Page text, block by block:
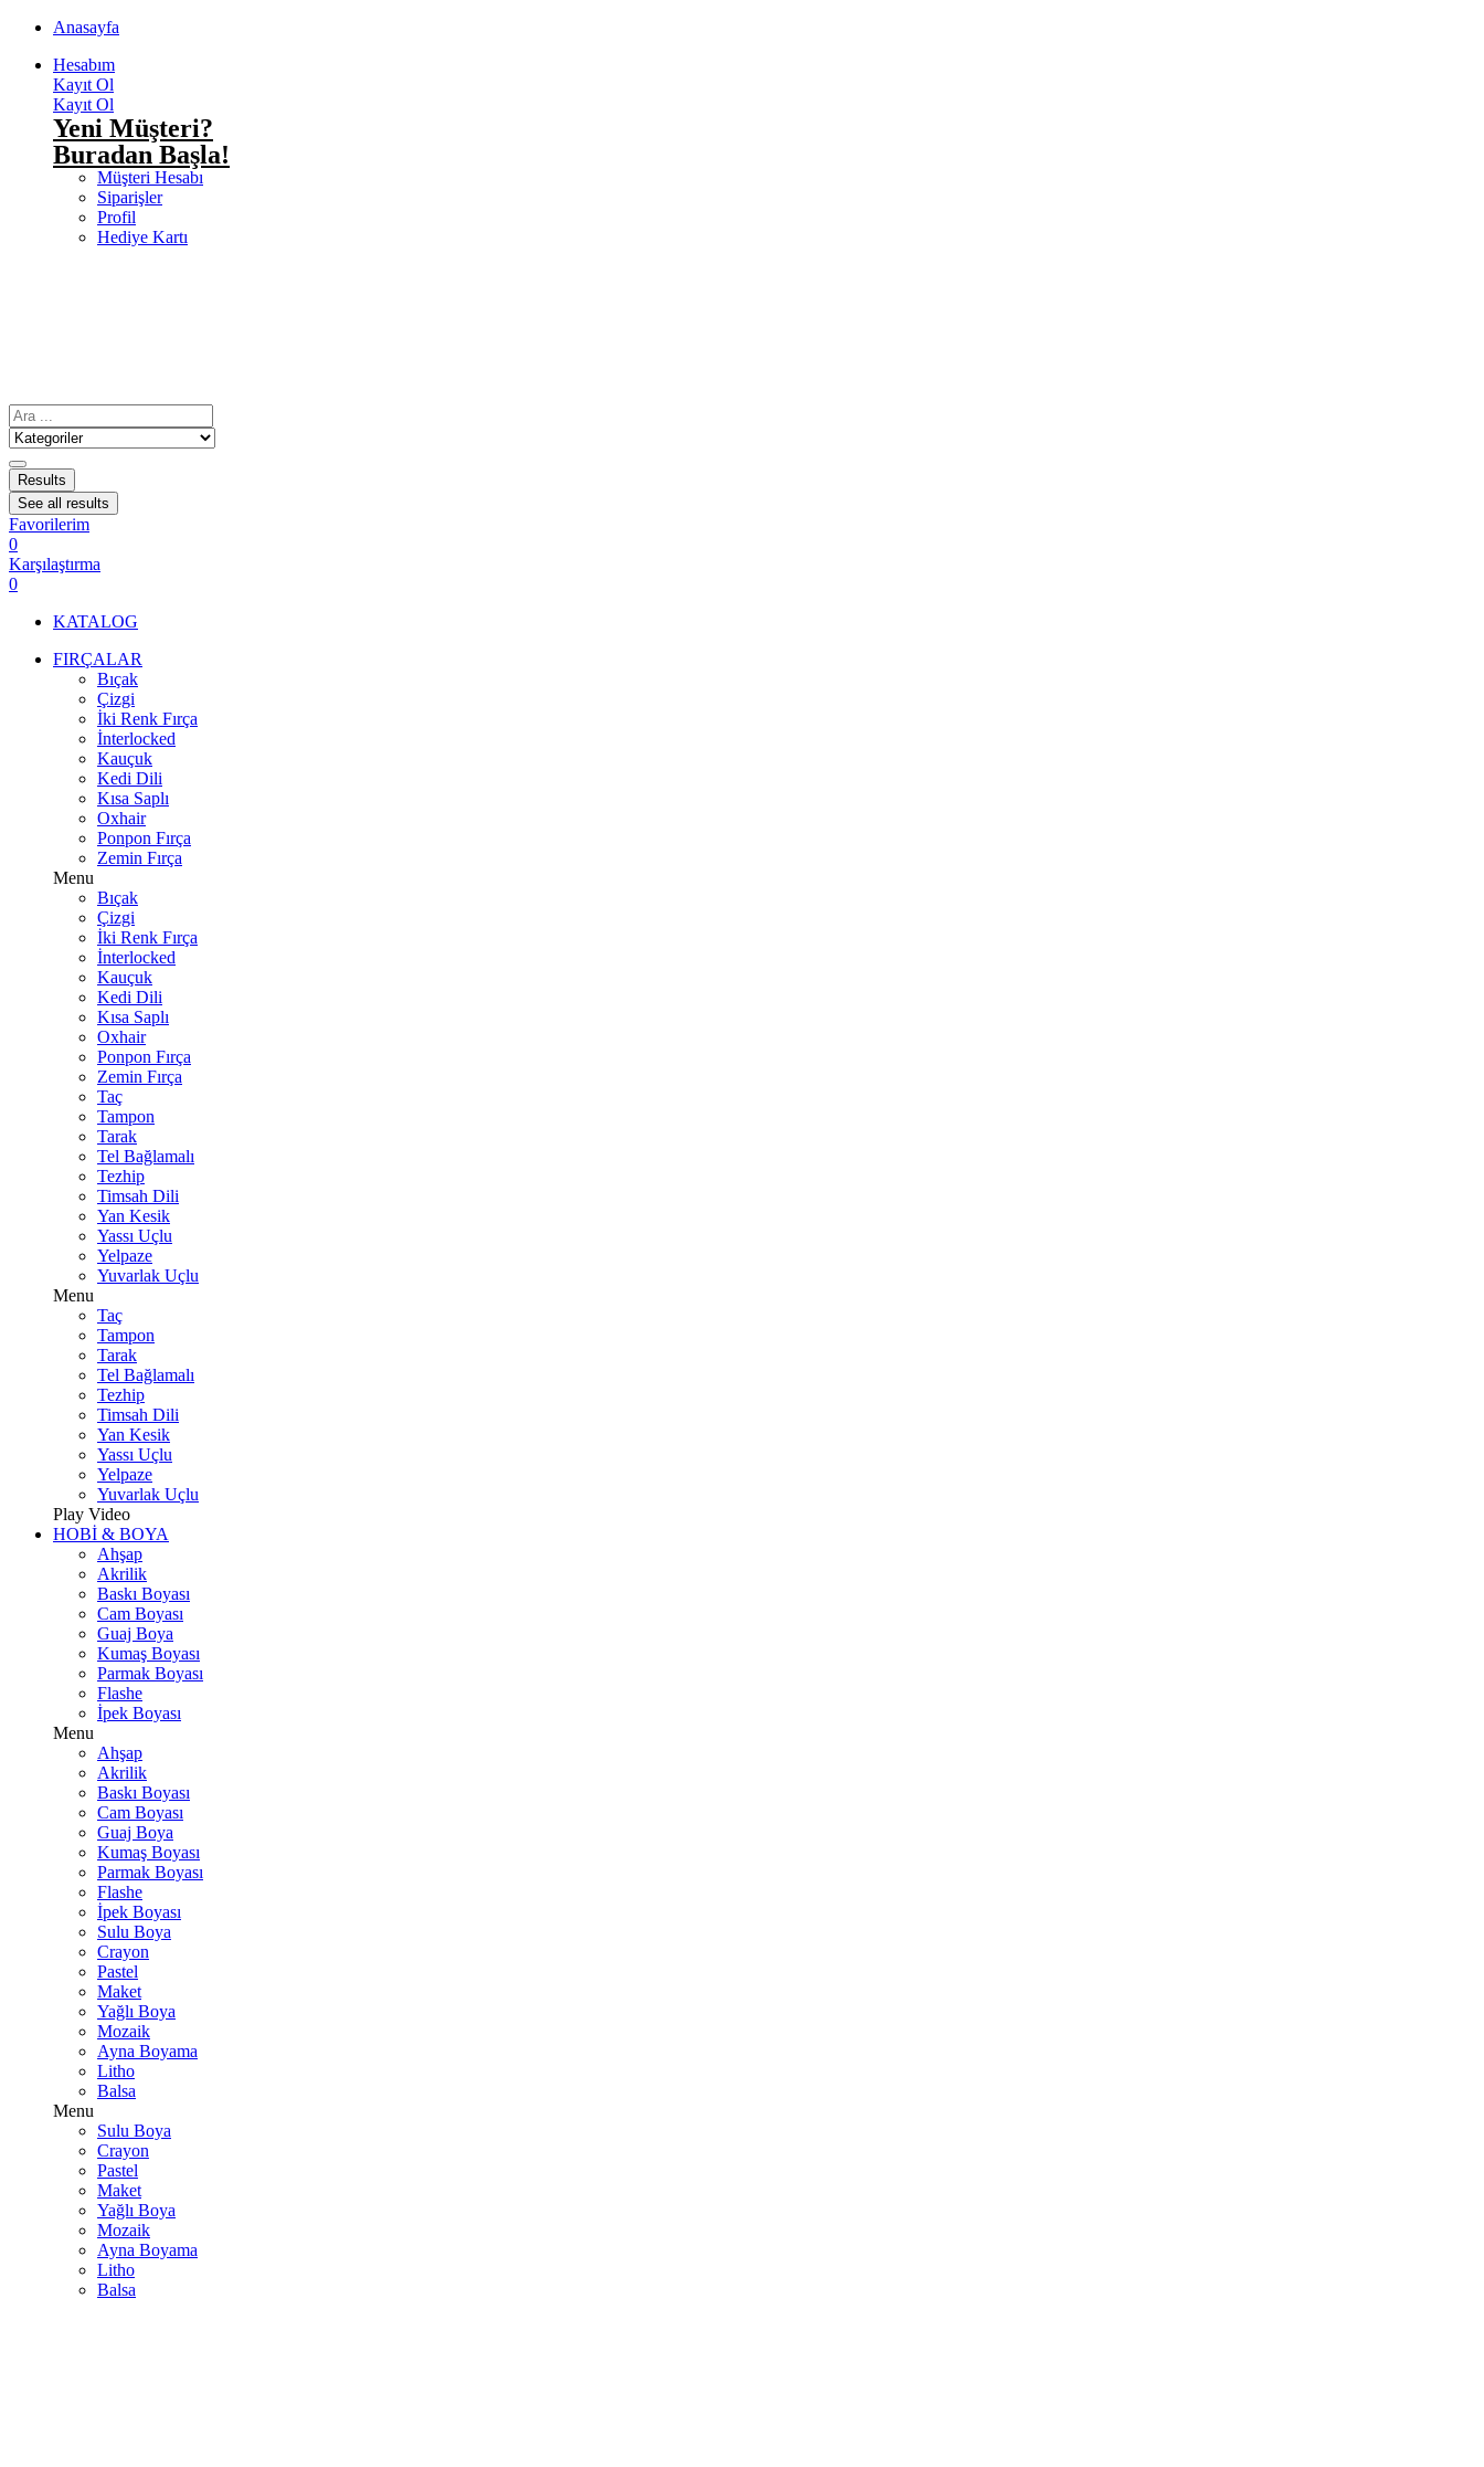
Anasayfa
Hesabım
Kayıt Ol
Kayıt Ol
Yeni Müşteri?
Buradan Başla!
Müşteri Hesabı
Siparişler
Profil
Hediye Kartı
Results
See all results
Favorilerim
0
Karşılaştırma
0
KATALOG
FIRÇALAR
Bıçak
Çizgi
İki Renk Fırça
İnterlocked
Kauçuk
Kedi Dili
Kısa Saplı
Oxhair
Ponpon Fırça
Zemin Fırça
Menu
Bıçak
Çizgi
İki Renk Fırça
İnterlocked
Kauçuk
Kedi Dili
Kısa Saplı
Oxhair
Ponpon Fırça
Zemin Fırça
Taç
Tampon
Tarak
Tel Bağlamalı
Tezhip
Timsah Dili
Yan Kesik
Yassı Uçlu
Yelpaze
Yuvarlak Uçlu
Menu
Taç
Tampon
Tarak
Tel Bağlamalı
Tezhip
Timsah Dili
Yan Kesik
Yassı Uçlu
Yelpaze
Yuvarlak Uçlu
Play Video
HOBİ & BOYA
Ahşap
Akrilik
Baskı Boyası
Cam Boyası
Guaj Boya
Kumaş Boyası
Parmak Boyası
Flashe
İpek Boyası
Menu
Ahşap
Akrilik
Baskı Boyası
Cam Boyası
Guaj Boya
Kumaş Boyası
Parmak Boyası
Flashe
İpek Boyası
Sulu Boya
Crayon
Pastel
Maket
Yağlı Boya
Mozaik
Ayna Boyama
Litho
Balsa
Menu
Sulu Boya
Crayon
Pastel
Maket
Yağlı Boya
Mozaik
Ayna Boyama
Litho
Balsa